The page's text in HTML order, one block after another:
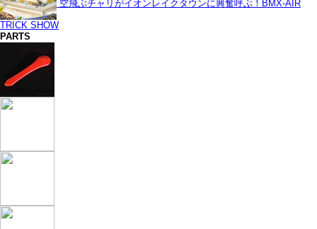
空飛ぶチャリがイオンレイクタウンに興奮呼ぶ！BMX-AIR
TRICK SHOW
PARTS